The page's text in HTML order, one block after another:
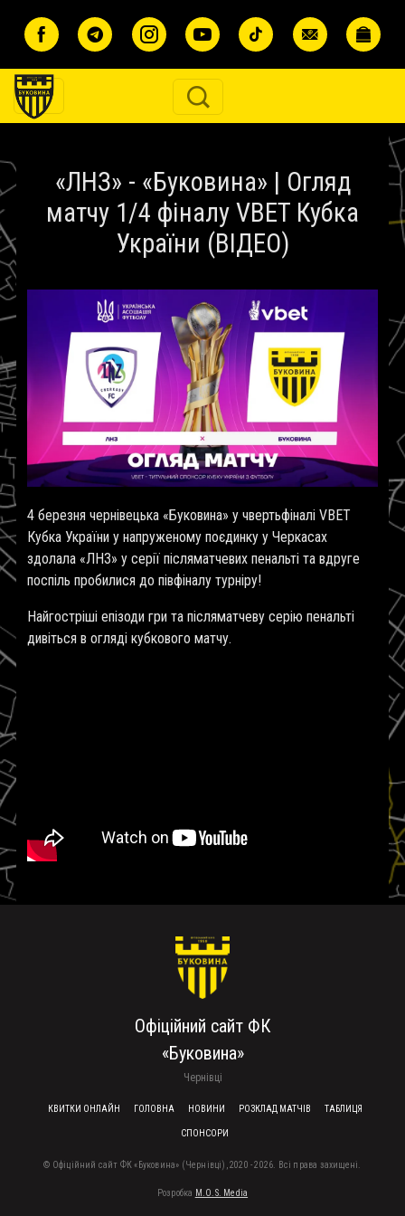
«ЛНЗ» - «Буковина» | Огляд
матчу 1/4 фіналу VBET Кубка
України (ВІДЕО)
4 березня чернівецька «Буковина» у чвертьфіналі VBET
Кубка України у напруженому поєдинку у Черкасах
здолала «ЛНЗ» у серії післяматчевих пенальті та вдруге
поспіль пробилися до півфіналу турніру!
Найгостріші епізоди гри та післяматчеву серію пенальті
дивіться в огляді кубкового матчу.
Офіційний сайт ФК
«Буковина»
Чернівці
FOOTER MENU
КВИТКИ ОНЛАЙН ГОЛОВНА НОВИНИ РОЗКЛАД МАТЧІВ ТАБЛИЦЯ
СПОНСОРИ
© Офіційний сайт ФК «Буковина» (Чернівці), 2020 - 2026. Всі права захищені.
Розробка M.O.S. Media